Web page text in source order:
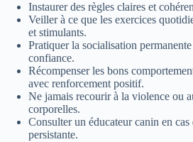
Instaurer des règles claires et
Veiller à ce que les exercices
et stimulants.
Pratiquer la socialisation
confiance.
Récompenser les bons
avec renforcement positif.
Ne jamais recourir à la violence ou
corporelles.
Consulter un éducateur canin en
persistante.